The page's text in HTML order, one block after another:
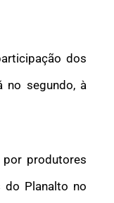
dos
no segundo, à
por produtores
do Planalto no